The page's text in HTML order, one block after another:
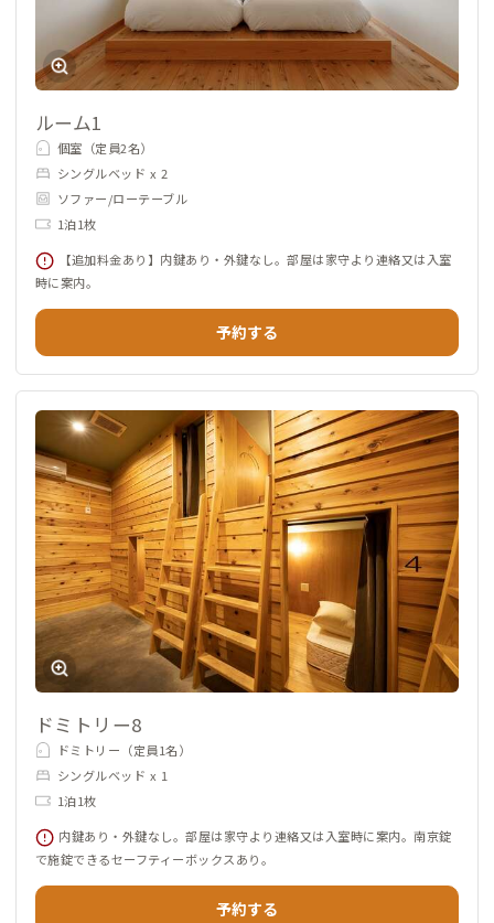
ルーム1
個室（定員2名）
シングルベッド x 2
ソファー/ローテーブル
1泊1枚
【追加料金あり】内鍵あり・外鍵なし。部屋は家守より連絡又は入室
時に案内。
予約する
ドミトリー8
ドミトリー（定員1名）
シングルベッド x 1
1泊1枚
内鍵あり・外鍵なし。部屋は家守より連絡又は入室時に案内。南京錠
で施錠できるセーフティーボックスあり。
予約する